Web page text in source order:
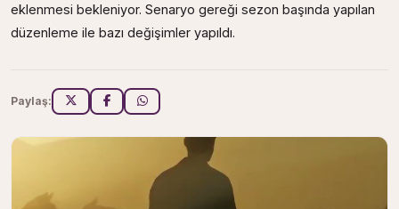
eklenmesi bekleniyor. Senaryo gereği sezon başında yapılan
düzenleme ile bazı değişimler yapıldı.
Paylaş: